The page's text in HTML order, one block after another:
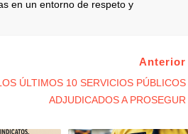
en un entorno de respeto y
Anterior
ÚLTIMOS 10 SERVICIOS PÚBLICOS
ADJUDICADOS A PROSEGUR